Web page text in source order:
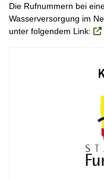
Die Rufnummern bei
Wasserversorgung im
unter folgendem Link: